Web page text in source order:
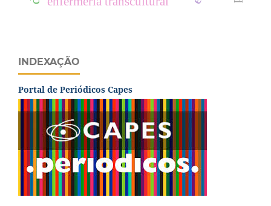
INDEXAÇÃO
Portal de Periódicos Capes